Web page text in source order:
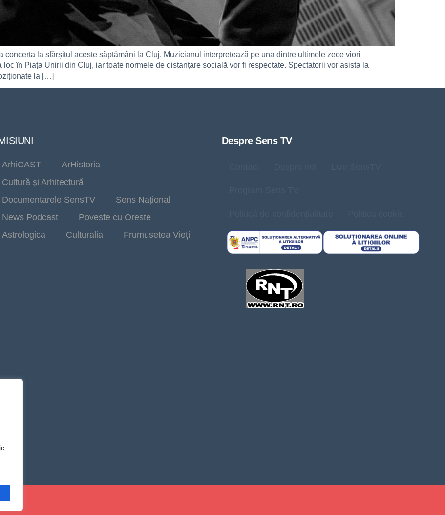
concerta la sfârșitul aceste săptămâni la Cluj. Muzicianul interpretează pe una dintre ultimele zece viori
în Piața Unirii din Cluj, iar toate normele de distanțare socială vor fi respectate. Spectatorii vor asista la
la […]
ArhiCAST
ArHistoria
Cultură și Arhitectură
Documentarele SensTV
Sens Național
News Podcast
Poveste cu Oreste
Astrologica
Culturalia Frumusetea Vieții
Despre Sens TV